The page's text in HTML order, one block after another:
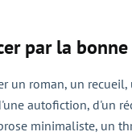
par la
un roman, un
autofiction, d'un
minimaliste, un